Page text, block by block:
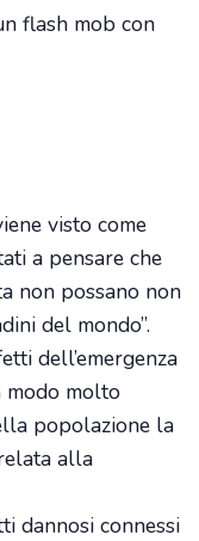
flash mob con
visto come
a pensare che
non possano non
del mondo”.
dell’emergenza
modo molto
popolazione la
alla
dannosi connessi